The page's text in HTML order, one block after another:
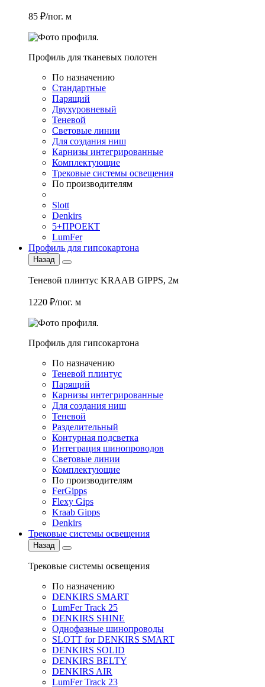
85 ₽/пог. м
Профиль для тканевых полотен
По назначению
Стандартные
Парящий
Двухуровневый
Теневой
Световые линии
Для создания ниш
Карнизы интегрированные
Комплектующие
Трековые системы освещения
По производителям
Slott
Denkirs
5+ПРОЕКТ
LumFer
Профиль для гипсокартона
Назад
Теневой плинтус KRAAB GIPPS, 2м
1220 ₽/пог. м
Профиль для гипсокартона
По назначению
Теневой плинтус
Парящий
Карнизы интегрированные
Для создания ниш
Теневой
Разделительный
Контурная подсветка
Интеграция шинопроводов
Световые линии
Комплектующие
По производителям
FerGipps
Flexy Gips
Kraab Gipps
Denkirs
Трековые системы освещения
Назад
Трековые системы освещения
По назначению
DENKIRS SMART
LumFer Track 25
DENKIRS SHINE
Однофазные шинопроводы
SLOTT for DENKIRS SMART
DENKIRS SOLID
DENKIRS BELTY
DENKIRS AIR
LumFer Track 23